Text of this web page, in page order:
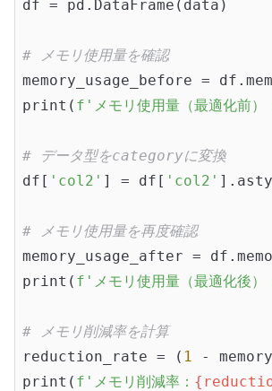
df = pd.DataFrame(data)
# メモリ使用量を確認
memory_usage_before =
print( f'メモリ使用量（最適化前）
# データ型をcategoryに変換
df[ 'col2' ] = df[ 'col2'
# メモリ使用量を再度確認
memory_usage_after =
print( f'メモリ使用量（最適化後）
# メモリ削減率を計算
reduction_rate = ( 1
-
print( f'メモリ削減率：